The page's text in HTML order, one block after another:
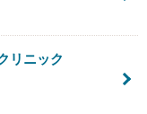
リニック